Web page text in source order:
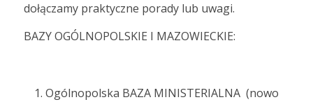
dołączamy praktyczne porady lub uwagi.
BAZY OGÓLNOPOLSKIE I MAZOWIECKIE:
Ogólnopolska BAZA MINISTERIALNA (nowo